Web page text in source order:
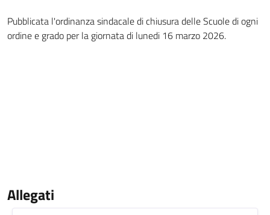
Pubblicata l'ordinanza sindacale di chiusura delle Scuole di ogni
ordine e grado per la giornata di lunedi 16 marzo 2026.
Allegati